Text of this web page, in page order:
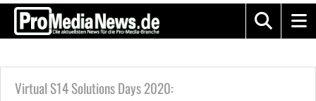
Virtual S14 Solutions Days 2020: